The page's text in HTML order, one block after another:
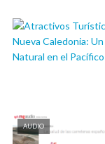
AUDIO